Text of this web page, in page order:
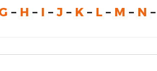
– H – I – J – K– L– M – N –